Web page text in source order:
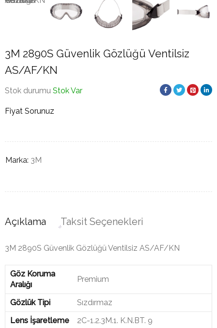
3M 2890S Güvenlik Gözlüğü Ventilsiz
AS/AF/KN
Stok durumu Stok Var
Fiyat Sorunuz
Marka: 3M
Açıklama Taksit Seçenekleri
3M 2890S Güvenlik Gözlüğü Ventilsiz AS/AF/KN
Göz Koruma
Aralığı
Premium
Gözlük Tipi
Sızdırmaz
Lens İşaretleme
2C-1.2.3M.1. K.N.BT. 9